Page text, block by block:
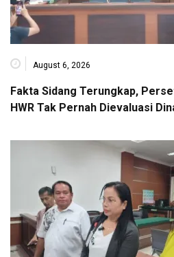
August 6, 2026
Fakta Sidang Terungkap,
HWR Tak Pernah Dievaluasi